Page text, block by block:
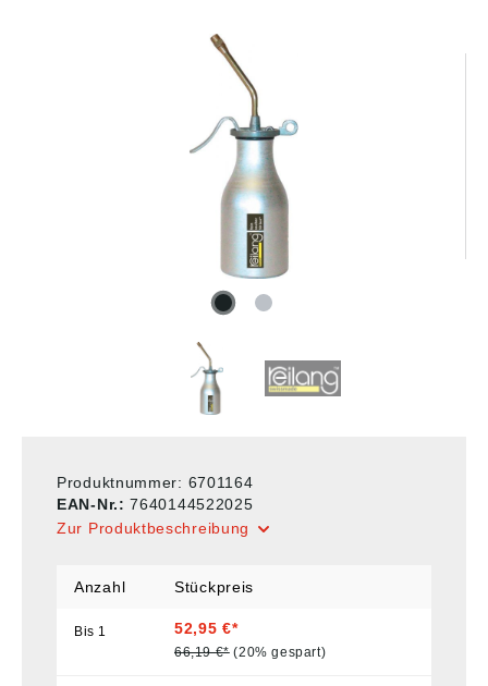
Produktnummer: 6701164
EAN-Nr.:7640144522025
Zur Produktbeschreibung
Anzahl Stückpreis
Bis 1 52,95 €*
66,19 €* (20% gespart)